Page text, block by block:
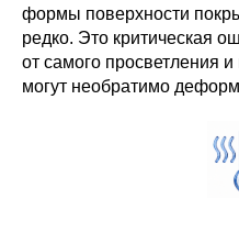
формы поверхности
редко. Это критическая
от самого просветления
могут необратимо